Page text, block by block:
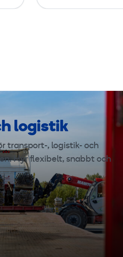
logistik
transport-, logistik- och
Hyr flexibelt, snabbt och